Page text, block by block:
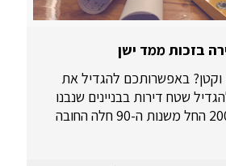
בזכות ממד ישן
באפשרותכם להגדיל את
שטח דירות בבניינים שנבנו
עם ממ"ד לפני 2007 החל משנות ה-90 חלה החובה